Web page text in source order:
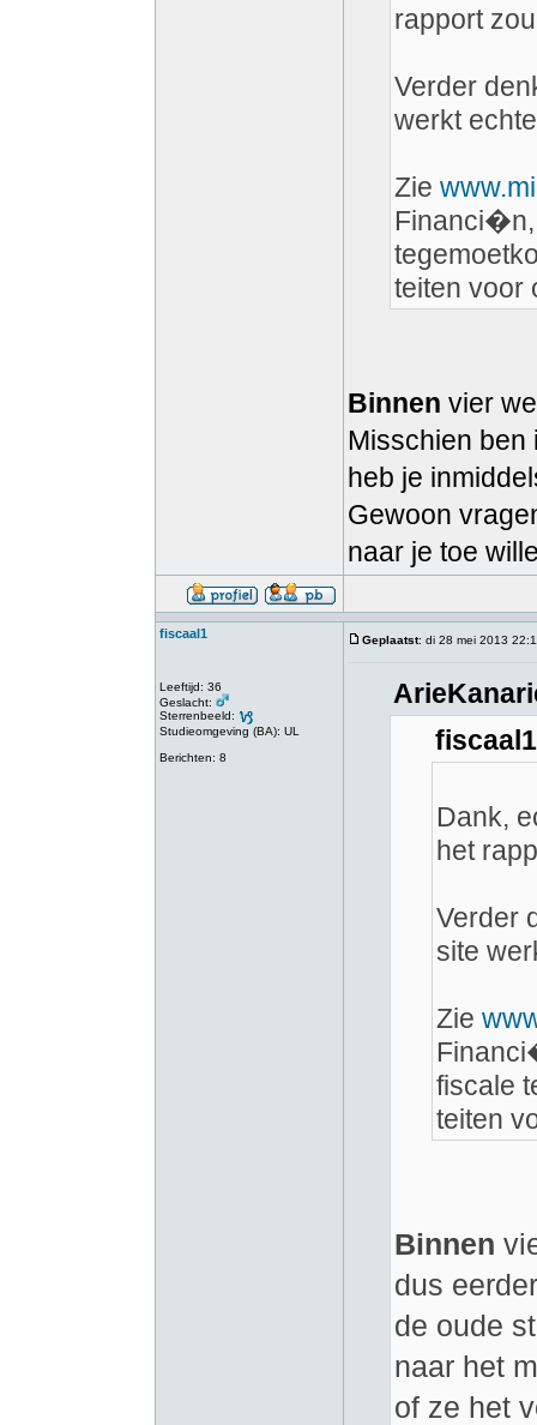
rapport
Verder
werkt
Zie
teiten
Binnen vier
Misschien ben
heb je
Gewoon
naar je toe
fiscaal1
Leeftijd: 36
Geslacht:
Sterrenbeeld:
Studieomgeving (BA): UL
Berichten: 8
Geplaatst: di 28 mei 2013
Dank,
het
Verder
site
Zie
fiscale
teiten
Binnen
dus
de oude
naar het
of ze het